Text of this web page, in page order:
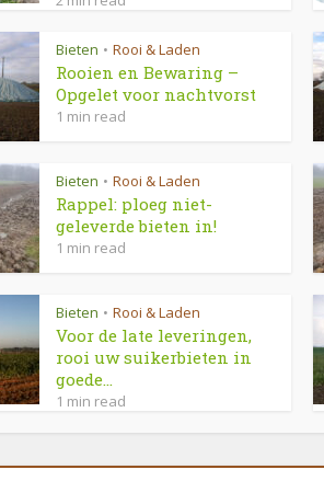
Bieten • Rooi & Laden
Rooien en Bewaring –
Opgelet voor nachtvorst
1 min read
Bieten • Rooi & Laden
Rappel: ploeg niet-
geleverde bieten in!
1 min read
Bieten • Rooi & Laden
Voor de late leveringen,
rooi uw suikerbieten in
goede...
1 min read